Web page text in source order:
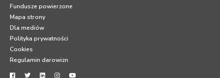
Fundusze powierzone
Mapa strony
Dla mediów
Polityka prywatności
Cookies
Regulamin darowizn